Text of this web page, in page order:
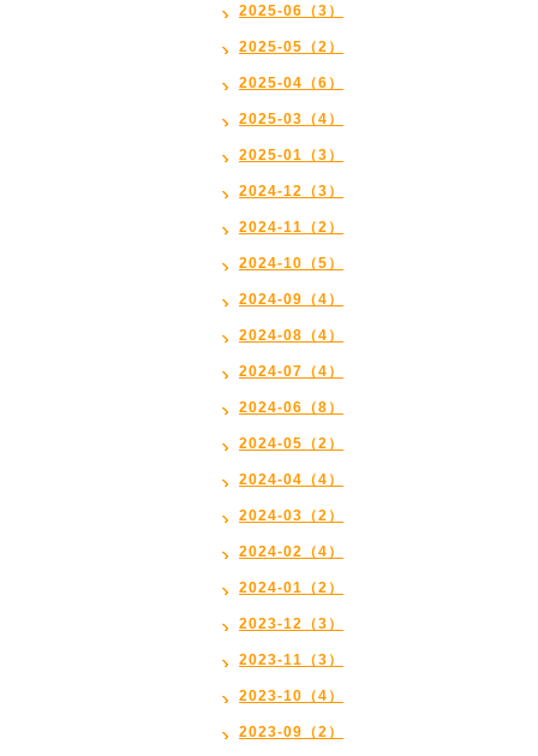
2025-06（3）
2025-05（2）
2025-04（6）
2025-03（4）
2025-01（3）
2024-12（3）
2024-11（2）
2024-10（5）
2024-09（4）
2024-08（4）
2024-07（4）
2024-06（8）
2024-05（2）
2024-04（4）
2024-03（2）
2024-02（4）
2024-01（2）
2023-12（3）
2023-11（3）
2023-10（4）
2023-09（2）